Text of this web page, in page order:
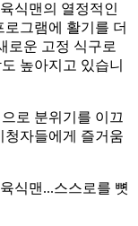
식맨의 열정적인
그램에 활기를 더
로운 고정 식구로
높아지고 있습니
로 분위기를 이끄
청자들에게 즐거움